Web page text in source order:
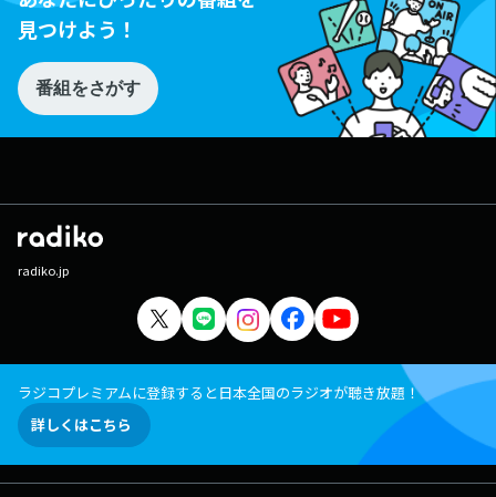
見つけよう！
番組をさがす
radiko.jp
ラジコプレミアムに登録すると日本全国のラジオが聴き放題！
詳しくはこちら